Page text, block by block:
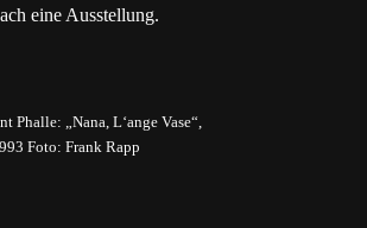
eine Ausstellung.
Phalle: „Nana, L‘ange Vase“,
Foto: Frank Rapp